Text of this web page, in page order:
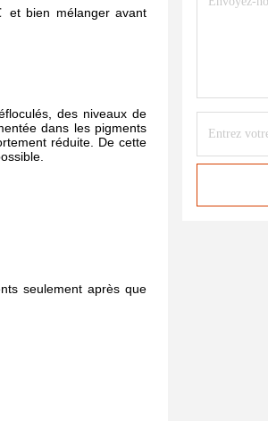
bien mélanger avant
des niveaux de
dans les pigments
réduite. De cette
seulement après que